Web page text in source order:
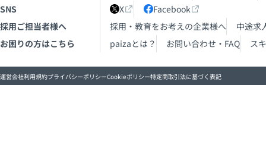
SNS
X
Facebook
採用ご担当者様へ
採用・教育をお考えの企業様へ
中途求
お困りの方はこちら
paizaとは？ お問い合わせ・FAQ ス
運営会社利用規約プライバシーポリシーCookieポリシー特定商取引法に基づく表記